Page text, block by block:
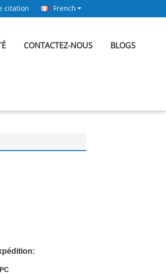
citation French
CONTACTEZ-NOUS BLOGS